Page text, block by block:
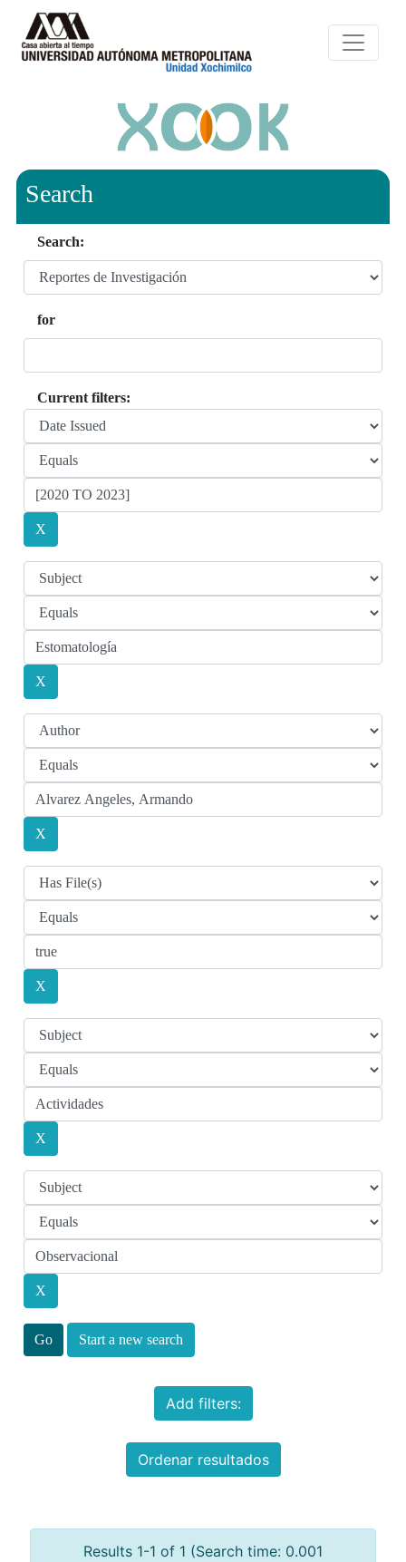
Search
Search:
for
Current filters:
Start a new search
Add filters:
Ordenar resultados
Results 1-1 of 1 (Search time: 0.001